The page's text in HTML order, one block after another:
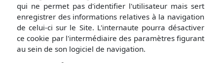
qui ne permet pas d'identifier l'utilisateur mais sert
enregistrer des informations relatives à la navigation
de celui-ci sur le Site. L'internaute pourra désactiver
ce cookie par l'intermédiaire des paramètres figurant
au sein de son logiciel de navigation.